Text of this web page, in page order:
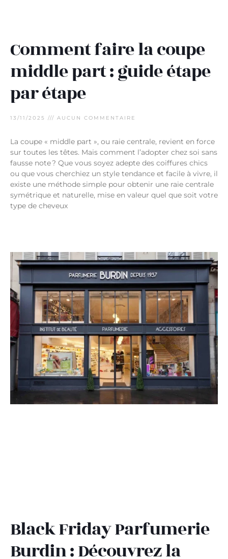
Comment faire la coupe
middle part : guide étape
par étape
13/11/2025 AUCUN COMMENTAIRE
La coupe « middle part », ou raie centrale, revient en force
sur toutes les têtes. Mais comment l’adopter chez soi sans
fausse note ? Que vous soyez adepte des coiffures chics
ou que vous cherchiez un style tendance et facile à vivre, il
existe une méthode simple pour obtenir une raie centrale
symétrique et naturelle, mise en valeur quel que soit votre
type de cheveux
Black Friday Parfumerie
Burdin : Découvrez la